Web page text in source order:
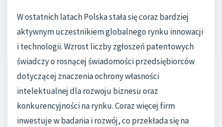
W ostatnich latach Polska stała się coraz bardziej
aktywnym uczestnikiem globalnego rynku innowacji
i technologii. Wzrost liczby zgłoszeń patentowych
świadczy o rosnącej świadomości przedsiębiorców
dotyczącej znaczenia ochrony własności
intelektualnej dla rozwoju biznesu oraz
konkurencyjności na rynku. Coraz więcej firm
inwestuje w badania i rozwój, co przekłada się na